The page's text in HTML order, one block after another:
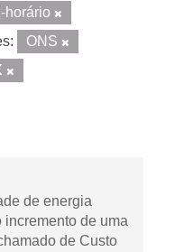
horário
ONS
de energia
incremento de uma
de Custo